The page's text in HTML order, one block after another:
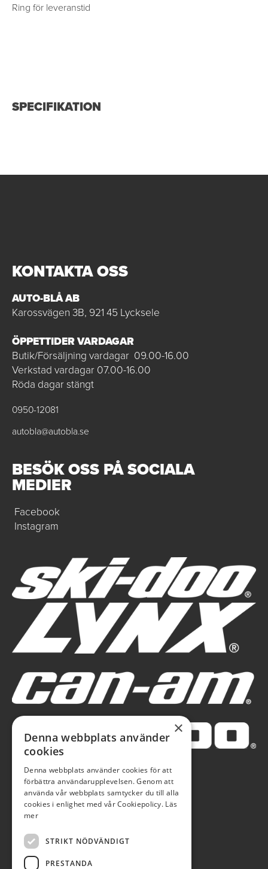
Ring för leveranstid
SPECIFIKATION
KONTAKTA OSS
AUTO-BLÅ AB
Karossvägen 3B, 921 45 Lycksele
ÖPPETTIDER VARDAGAR
Butik/Försäljning vardagar 09.00-16.00
Verkstad vardagar 07.00-16.00
Röda dagar stängt
0950-12081
autobla@autobla.se
BESÖK OSS PÅ SOCIALA
MEDIER
Facebook
Instagram
×
Denna webbplats använder
cookies
Denna webbplats använder cookies för att
förbättra användarupplevelsen. Genom att
använda vår webbplats samtycker du till alla
cookies i enlighet med vår Cookiepolicy. Läs
mer
STRIKT NÖDVÄNDIGT
PRESTANDA